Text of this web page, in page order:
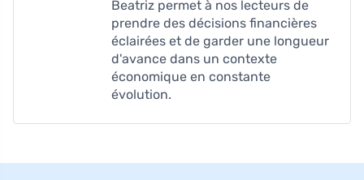
Beatriz permet à nos lecteurs de
prendre des décisions financières
éclairées et de garder une longueur
d'avance dans un contexte
économique en constante
évolution.